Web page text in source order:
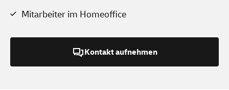
Mitarbeiter im Homeoffice
Kontakt aufnehmen